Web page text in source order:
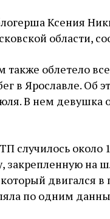
Ксения
области,
также облетело
в Ярославле. Об
В нем девушка
случилось
закрепленную на
двигался
по одним